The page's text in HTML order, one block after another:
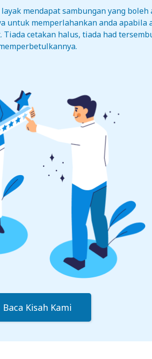
mendapat sambungan yang
untuk memperlahankan anda apabila
cetakan halus, tiada had
Baca Kisah Kami